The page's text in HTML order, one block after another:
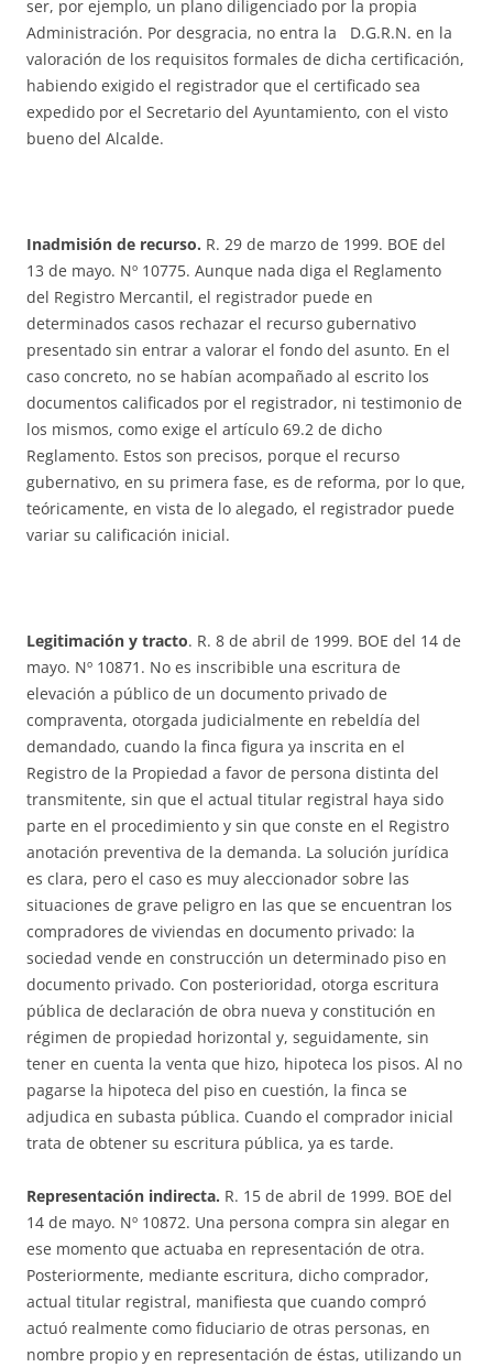
ser, por ejemplo, un plano diligenciado por la propia
Administración. Por desgracia, no entra la D.G.R.N. en la
valoración de los requisitos formales de dicha certificación,
habiendo exigido el registrador que el certificado sea
expedido por el Secretario del Ayuntamiento, con el visto
bueno del Alcalde.
Inadmisión de recurso. R. 29 de marzo de 1999. BOE del
13 de mayo. Nº 10775. Aunque nada diga el Reglamento
del Registro Mercantil, el registrador puede en
determinados casos rechazar el recurso gubernativo
presentado sin entrar a valorar el fondo del asunto. En el
caso concreto, no se habían acompañado al escrito los
documentos calificados por el registrador, ni testimonio de
los mismos, como exige el artículo 69.2 de dicho
Reglamento. Estos son precisos, porque el recurso
gubernativo, en su primera fase, es de reforma, por lo que,
teóricamente, en vista de lo alegado, el registrador puede
variar su calificación inicial.
Legitimación y tracto. R. 8 de abril de 1999. BOE del 14 de
mayo. Nº 10871. No es inscribible una escritura de
elevación a público de un documento privado de
compraventa, otorgada judicialmente en rebeldía del
demandado, cuando la finca figura ya inscrita en el
Registro de la Propiedad a favor de persona distinta del
transmitente, sin que el actual titular registral haya sido
parte en el procedimiento y sin que conste en el Registro
anotación preventiva de la demanda. La solución jurídica
es clara, pero el caso es muy aleccionador sobre las
situaciones de grave peligro en las que se encuentran los
compradores de viviendas en documento privado: la
sociedad vende en construcción un determinado piso en
documento privado. Con posterioridad, otorga escritura
pública de declaración de obra nueva y constitución en
régimen de propiedad horizontal y, seguidamente, sin
tener en cuenta la venta que hizo, hipoteca los pisos. Al no
pagarse la hipoteca del piso en cuestión, la finca se
adjudica en subasta pública. Cuando el comprador inicial
trata de obtener su escritura pública, ya es tarde.
Representación indirecta. R. 15 de abril de 1999. BOE del
14 de mayo. Nº 10872. Una persona compra sin alegar en
ese momento que actuaba en representación de otra.
Posteriormente, mediante escritura, dicho comprador,
actual titular registral, manifiesta que cuando compró
actuó realmente como fiduciario de otras personas, en
nombre propio y en representación de éstas, utilizando un